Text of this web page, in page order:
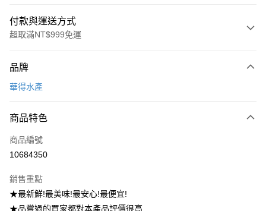
付款與運送方式
超取滿NT$999免運
信用卡一次付款
Apple Pay
街口支付
Google Pay
全盈+PAY
品牌
華得水產
商品特色
商品編號
10684350
銷售重點
★最新鮮!最美味!最安心!最便宜!
★品嘗過的買家都對本產品評價很高